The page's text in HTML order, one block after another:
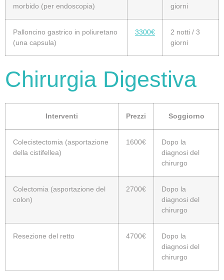
morbido (per endoscopia)
giorni
Palloncino gastrico in poliuretano
(una capsula)
3300€
2 notti / 3
giorni
Chirurgia Digestiva
Interventi Prezzi Soggiorno
Colecistectomia (asportazione
della cistifellea)
1600€
Dopo la
diagnosi del
chirurgo
Colectomia (asportazione del
colon)
2700€
Dopo la
diagnosi del
chirurgo
Resezione del retto 4700€
Dopo la
diagnosi del
chirurgo